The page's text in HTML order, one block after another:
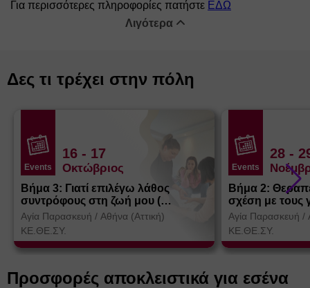
Για περισσότερες πληροφορίες πατήστε ΕΔΩ
Λιγότερα
Δες τι τρέχει στην πόλη
Events
16 - 17
Οκτώβριος
Βήμα 3: Γιατί επιλέγω λάθος
συντρόφους στη ζωή μου (
Θεσσαλονίκη)
Αγία Παρασκευή / Αθήνα (Αττική)
ΚΕ.ΘΕ.ΣΥ.
Events
28 -
Βήμα 2:
σχέση με τους
Αγία Παρασκευή /
ΚΕ.ΘΕ.ΣΥ.
Προσφορές αποκλειστικά για εσένα